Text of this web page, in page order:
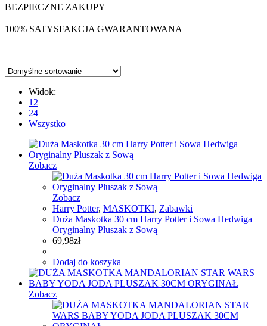
BEZPIECZNE ZAKUPY
100% SATYSFAKCJA GWARANTOWANA
Widok:
12
24
Wszystko
Zobacz
Zobacz
Harry Potter, MASKOTKI, Zabawki
Duża Maskotka 30 cm Harry Potter i Sowa Hedwiga
Oryginalny Pluszak z Sową
69,98zł
Dodaj do koszyka
Zobacz